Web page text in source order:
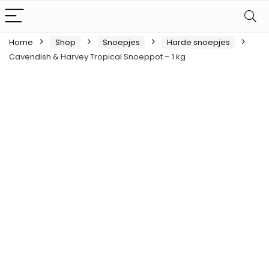
Home Shop Snoepjes
Harde snoepjes
Cavendish & Harvey Tropical Snoeppot – 1 kg